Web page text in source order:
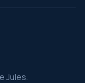
Jules.